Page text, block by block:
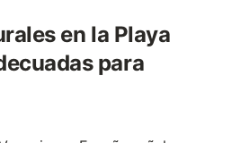
en la Playa
para